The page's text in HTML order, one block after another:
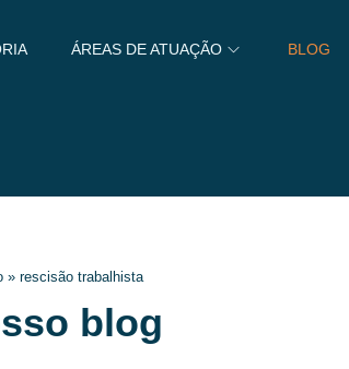
ÁREAS DE ATUAÇÃO BLOG
» rescisão trabalhista
blog